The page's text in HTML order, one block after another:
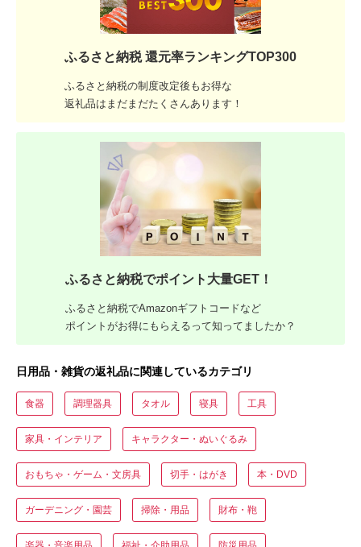
ふるさと納税 還元率ランキングTOP300
ふるさと納税の制度改定後もお得な
返礼品はまだまだたくさんあります！
ふるさと納税でポイント大量GET！
ふるさと納税でAmazonギフトコードなど
ポイントがお得にもらえるって知ってましたか？
日用品・雑貨の返礼品に関連しているカテゴリ
食器 調理器具 タオル 寝具 工具
家具・インテリア キャラクター・ぬいぐるみ
おもちゃ・ゲーム・文房具 切手・はがき 本・DVD
ガーデニング・園芸 掃除・用品 財布・鞄